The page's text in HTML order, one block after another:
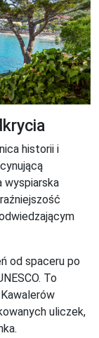
historii i
od spaceru po
To
uliczek,